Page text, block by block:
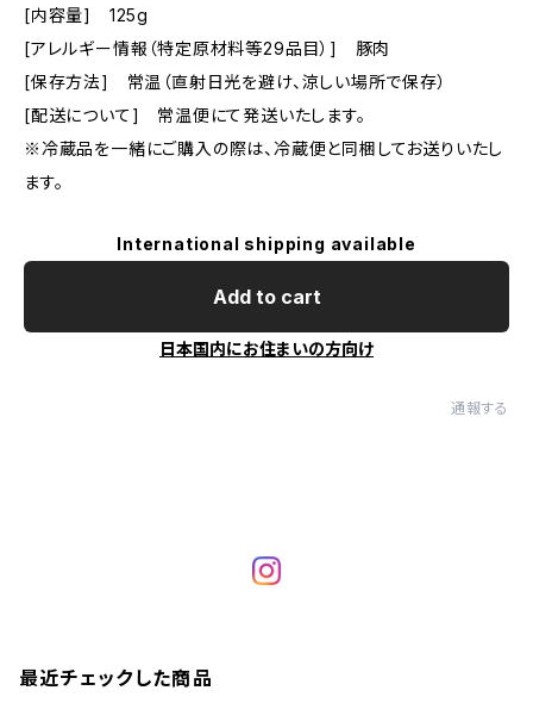
[内容量] 125g
[アレルギー情報（特定原材料等29品目）] 豚肉
[保存方法] 常温（直射日光を避け、涼しい場所で保存）
[配送について] 常温便にて発送いたします。
※冷蔵品を一緒にご購入の際は、冷蔵便と同梱してお送りいたし
ます。
International shipping available
Add to cart
日本国内にお住まいの方向け
通報する
最近チェックした商品